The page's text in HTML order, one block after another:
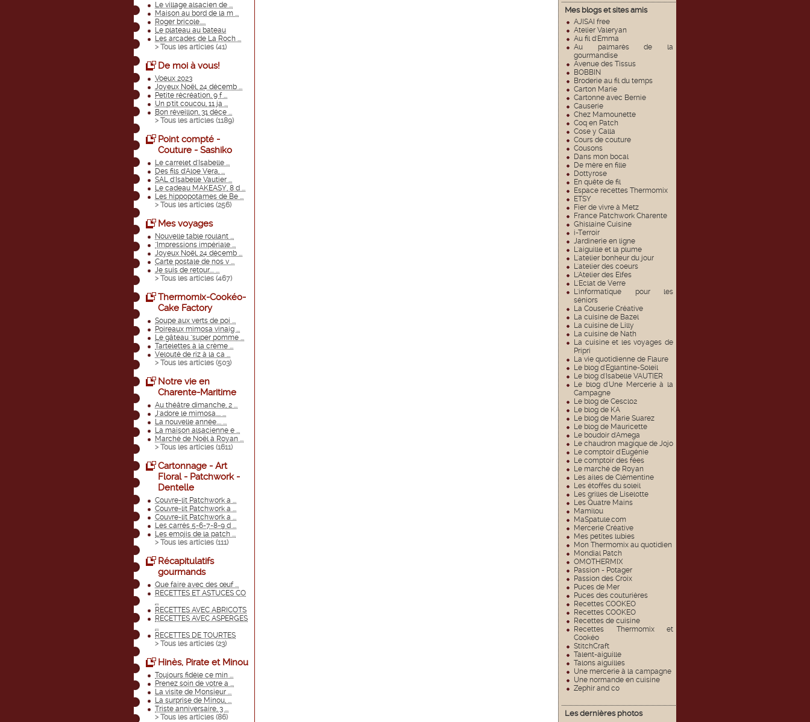
Mes blogs et sites amis
AJISAI free
Atelier Valeryan
Au fil d'Emma
Au palmarès de la
gourmandise
Avenue des Tissus
BOBBIN
Broderie au fil du temps
Carton Marie
Cartonne avec Bernie
Causerie
Chez Mamounette
Coq en Patch
Cose y Calla
Cours de couture
Cousons
Dans mon bocal
De mère en fille
Dottyrose
En quête de fil
Espace recettes Thermomix
ETSY
Fier de vivre à Metz
France Patchwork Charente
Ghislaine Cuisine
i-Terroir
Jardinerie en ligne
L'aiguille et la plume
L'atelier bonheur du jour
L'atelier des coeurs
L'Atelier des Elfes
L'Eclat de Verre
L'informatique pour les
séniors
La Couserie Créative
La cuisine de Bazel
La cuisine de Lilly
La cuisine de Nath
La cuisine et les voyages de
Pripri
La vie quotidienne de Flaure
Le blog d'Eglantine-Soleil
Le blog d'Isabelle VAUTIER
Le blog d'Une Mercerie à la
Campagne
Le blog de Cesclo2
Le blog de KA
Le blog de Marie Suarez
Le blog de Mauricette
Le boudoir d'Amega
Le chaudron magique de Jojo
Le comptoir d'Eugénie
Le comptoir des fées
Le marché de Royan
Les ailes de Clémentine
Les étoffes du soleil
Les grilles de Liselotte
Les Quatre Mains
Mamilou
MaSpatule.com
Mercerie Créative
Mes petites lubies
Mon Thermomix au quotidien
Mondial Patch
OMOTHERMIX
Passion - Potager
Passion des Croix
Puces de Mer
Puces des couturières
Recettes COOKEO
Recettes COOKEO
Recettes de cuisine
Recettes Thermomix et
Cookéo
StitchCraft
Talent-aiguille
Talons aiguilles
Une mercerie à la campagne
Une normande en cuisine
Zephir and co
Les dernières photos
Le village alsacien de ...
Maison au bord de la m ...
Roger bricole.....
Le plateau au bateau
Les arcades de La Roch ...
> Tous les articles (41)
De moi à vous!
Voeux 2023
Joyeux Noël, 24 décemb ...
Petite récréation, 9 f ...
Un p'tit coucou, 11 ja ...
Bon réveillon, 31 déce ...
> Tous les articles (1189)
Point compté -
Couture - Sashiko
Le carrelet d'Isabelle ...
Des fils d'Aloe Vera, ...
SAL d'Isabelle Vautier ...
Le cadeau MAKEASY, 8 d ...
Les hippopotames de Be ...
> Tous les articles (256)
Mes voyages
Nouvelle table roulant ...
"Impressions impériale ...
Joyeux Noël, 24 décemb ...
Carte postale de nos v ...
Je suis de retour.... ...
> Tous les articles (467)
Thermomix-Cookéo-
Cake Factory
Soupe aux verts de poi ...
Poireaux mimosa vinaig ...
Le gâteau "super pomme ...
Tartelettes à la crème ...
Velouté de riz à la ca ...
> Tous les articles (503)
Notre vie en
Charente-Maritime
Au théâtre dimanche, 2 ...
J'adore le mimosa.... ...
La nouvelle année.... ...
La maison alsacienne e ...
Marché de Noël à Royan ...
> Tous les articles (1611)
Cartonnage - Art
Floral - Patchwork -
Dentelle
Couvre-lit Patchwork a ...
Couvre-lit Patchwork a ...
Couvre-lit Patchwork a ...
Les carrés 5-6-7-8-9 d ...
Les emojis de la patch ...
> Tous les articles (111)
Récapitulatifs
gourmands
Que faire avec des œuf ...
RECETTES ET ASTUCES CO
...
RECETTES AVEC ABRICOTS
RECETTES AVEC ASPERGES
...
RECETTES DE TOURTES
> Tous les articles (23)
Hinès, Pirate et Minou
Toujours fidèle ce min ...
Prenez soin de votre a ...
La visite de Monsieur ...
La surprise de Minou, ...
Triste anniversaire, 3 ...
> Tous les articles (86)